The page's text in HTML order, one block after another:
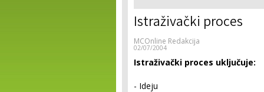
Istraživački proces
MCOnline Redakcija
02/07/2004
Istraživački proces uključuje:
- Ideju